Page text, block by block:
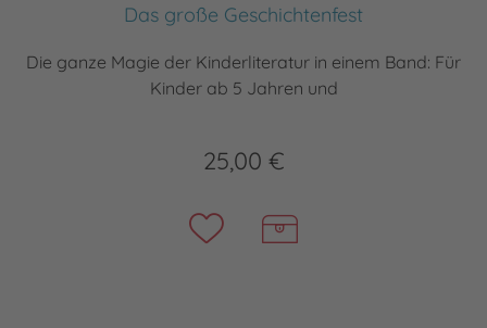
Das große Geschichtenfest
Die ganze Magie der Kinderliteratur in einem Band: Für
Kinder ab 5 Jahren und
25,00 €